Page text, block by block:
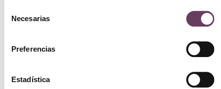
Necesarias
Preferencias
Estadística